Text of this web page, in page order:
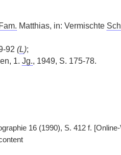
Fam. Matthias, in: Vermischte
92 (L);
1. Jg., 1949, S. 175-78.
16 (1990), S. 412 f.